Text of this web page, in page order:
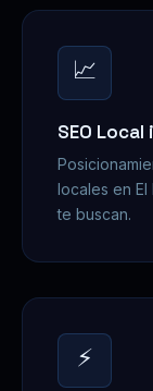
📈
SEO
locales en
te buscan.
⚡